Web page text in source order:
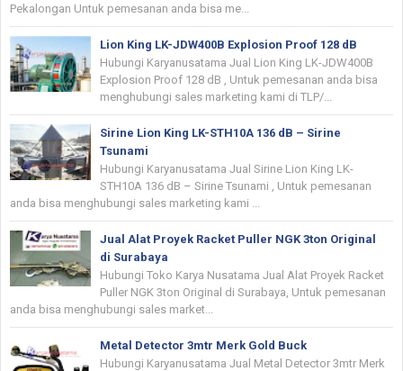
Pekalongan Untuk pemesanan anda bisa me...
Lion King LK-JDW400B Explosion Proof 128 dB
Hubungi Karyanusatama Jual Lion King LK-JDW400B
Explosion Proof 128 dB , Untuk pemesanan anda bisa
menghubungi sales marketing kami di TLP/...
Sirine Lion King LK-STH10A 136 dB – Sirine
Tsunami
Hubungi Karyanusatama Jual Sirine Lion King LK-
STH10A 136 dB – Sirine Tsunami , Untuk pemesanan
anda bisa menghubungi sales marketing kami ...
Jual Alat Proyek Racket Puller NGK 3ton Original
di Surabaya
Hubungi Toko Karya Nusatama Jual Alat Proyek Racket
Puller NGK 3ton Original di Surabaya, Untuk pemesanan
anda bisa menghubungi sales market...
Metal Detector 3mtr Merk Gold Buck
Hubungi Karyanusatama Jual Metal Detector 3mtr Merk